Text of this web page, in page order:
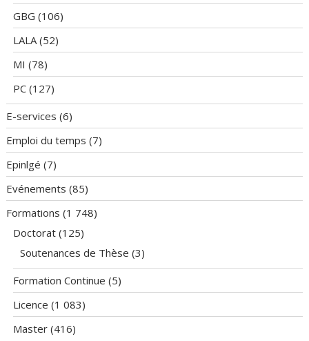
GBG (106)
LALA(52)
MI (78)
PC (127)
E-services (6)
Emploi du temps (7)
Epinlgé (7)
Evénements (85)
Formations (1 748)
Doctorat (125)
Soutenances de Thèse (3)
Formation Continue (5)
Licence (1 083)
Master (416)